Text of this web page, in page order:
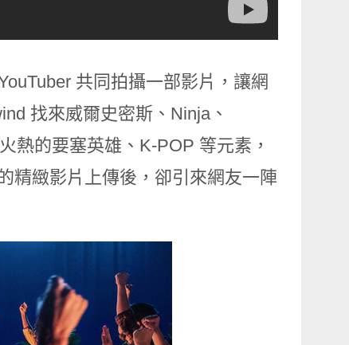
共同拍攝一部影片，讓網
找來威爾史密斯、Ninja、
熱的要塞英雄、K-POP 等元素，
精緻影片上傳後，卻引來網友一陣